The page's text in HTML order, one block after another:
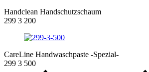
Handclean Handschutzschaum
299 3 200
CareLine Handwaschpaste -Spezial-
299 3 500